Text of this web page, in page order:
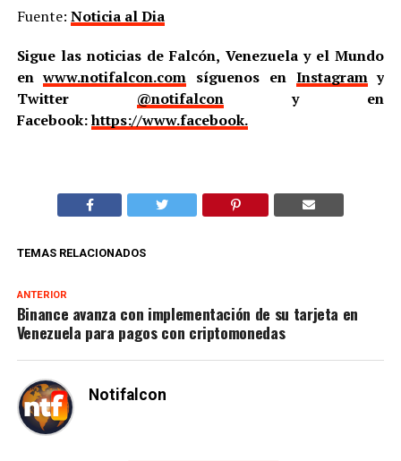
Fuente: Noticia al Dia
Sigue las noticias de Falcón, Venezuela y el Mundo
enwww.notifalcon.com síguenos en Instagramy
Twitter @notifalcony en
Facebook:https://www.facebook.
TEMAS RELACIONADOS
ANTERIOR
Binance avanza con implementación de su tarjeta en
Venezuela para pagos con criptomonedas
Notifalcon